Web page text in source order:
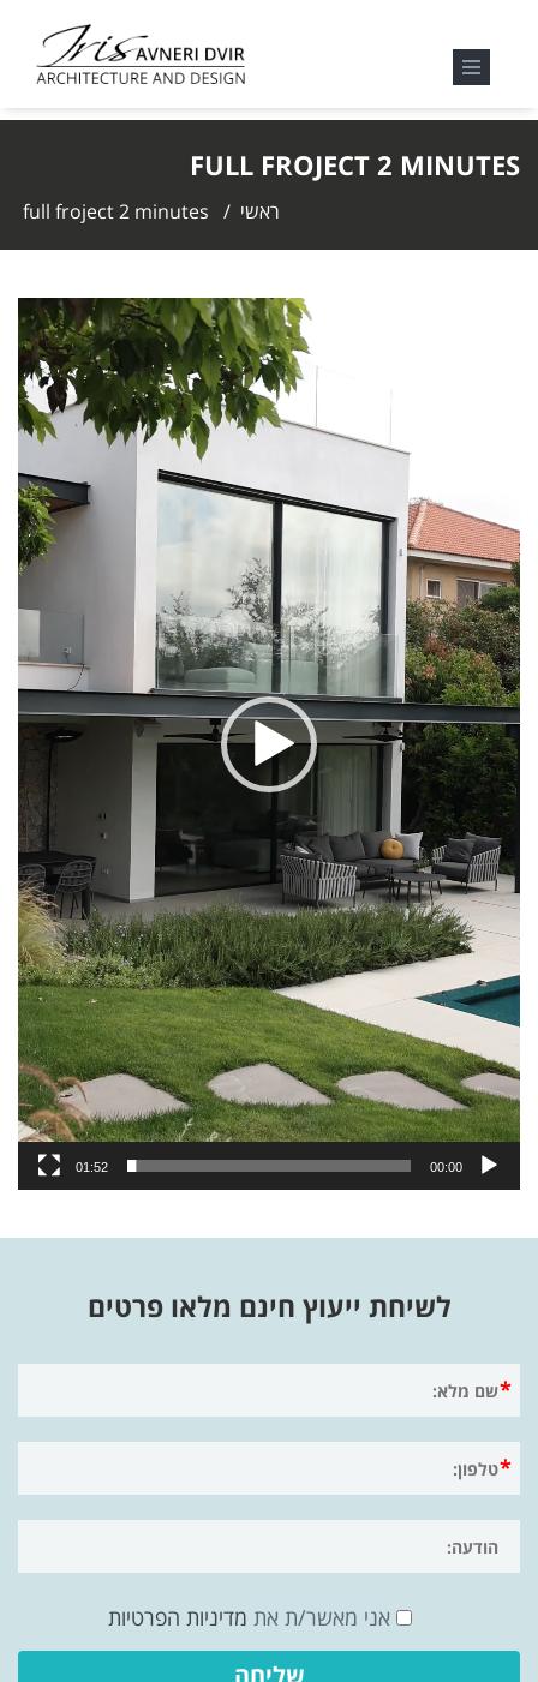
FULL FROJECT 2 MINUTES
ראשי /
full froject 2 minutes
00:00
01:52
לשיחת ייעוץ חינם מלאו פרטים
אני מאשר/ת את מדיניות הפרטיות